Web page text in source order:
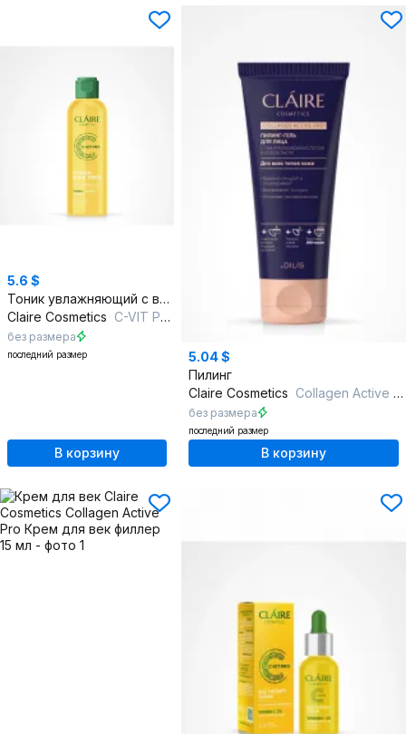
5.6 $
Тоник увлажняющий с витаминами C, E и B5
Claire Cosmetics C-VIT PRO VITAMIN BOMB Мультивитаминный тонер
без размера
последний размер
В корзину
5.04 $
Пилинг
Claire Cosmetics Collagen Active Pro Пилинг-гель для лица 100мл
без размера
последний размер
В корзину